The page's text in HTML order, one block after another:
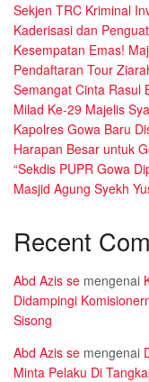
Sekjen TRC Kriminal
Kaderisasi dan
Kesempatan Emas!
Pendaftaran Tour
Semangat Cinta Rasul
Milad Ke-29 Majelis
Kapolres Gowa Baru
Harapan Besar untuk
“Sekdis PUPR Gowa
Masjid Agung Syekh
Recent
Abd Azis se mengenai
Didampingi
Sisong
Abd Azis se mengenai
Minta Pelaku Di